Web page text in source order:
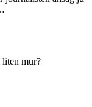
liten mur?